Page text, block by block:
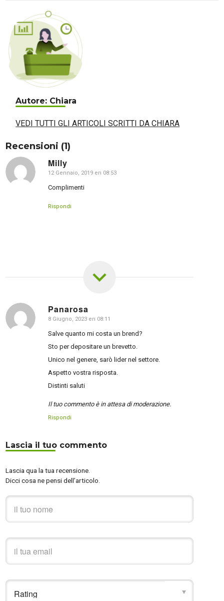
Autore: Chiara
VEDI TUTTI GLI ARTICOLI SCRITTI DA CHIARA
Recensioni (1)
Milly
dice:
12 Gennaio, 2019 en 08:53
Complimenti
Rispondi
Panarosa
dice:
8 Giugno, 2023 en 08:11
Salve quanto mi costa un brend?
Sto per depositare un brevetto.
Unico nel genere, sarò lider nel settore.
Aspetto vostra risposta.
Distinti saluti
Il tuo commento è in attesa di moderazione.
Rispondi
Lascia il tuo commento
Lascia qua la tua recensione.
Dicci cosa ne pensi dell’articolo.